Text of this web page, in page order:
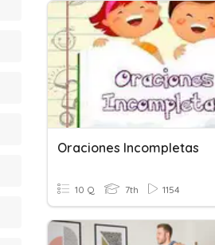
Oraciones Incompletas
10 Q 7th 1154